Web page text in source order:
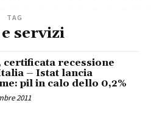
TAG
servizi
certificata recessione
– Istat lancia
pil in calo dello 0,2%
2011